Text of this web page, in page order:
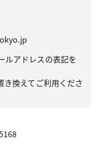
ルアドレスの表記を
換えてご利用くださ